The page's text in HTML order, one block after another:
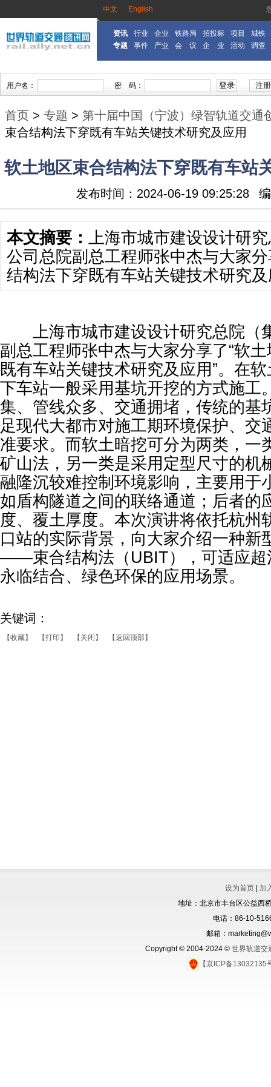
中文 English
资讯 行业 企业 铁路局 招投标 项目
城铁
专题
事件 产业 会 议 企 业 活动 调查
首页 > 专题 > 第十届中国（宁波）绿智轨道交通
束合结构法下穿既有车站关键技术研究及应用
软土地区束合结构法下穿既有车站
发布时间：2024-06-19 09:25:28
本文摘要：
上海市城市建设设计研
公司总院副总工程师张中杰与大家
结构法下穿既有车站关键技术研究及
上海市城市建设设计研究总院（
副总工程师张中杰与大家分享了“软
既有车站关键技术研究及应用”。在
下车站一般采用基坑开挖的方式施工
集、管线众多、交通拥堵，传统的基
足现代大都市对施工期环境保护、交
准要求。而软土暗挖可分为两类，一
矿山法，另一类是采用定型尺寸的机
融隆沉较难控制环境影响，主要用于
如盾构隧道之间的联络通道；后者的
度、覆土厚度。本次演讲将依托杭州
口站的实际背景，向大家介绍一种新
——束合结构法（UBIT），可适应超
永临结合、绿色环保的应用场景。
关键词：
【收藏】 【打印】 【关闭】 【返回顶部】
设为首页| 加
地址：北京市丰台区公益西
电话：86-10-
邮箱：
Copyright © 2004-2024 © 世界轨道交
【京ICP备13032135